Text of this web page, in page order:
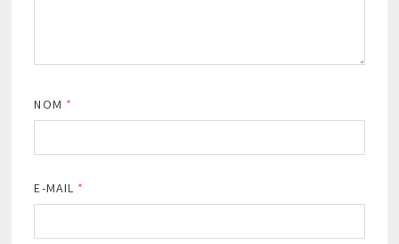
NOM *
E-MAIL *